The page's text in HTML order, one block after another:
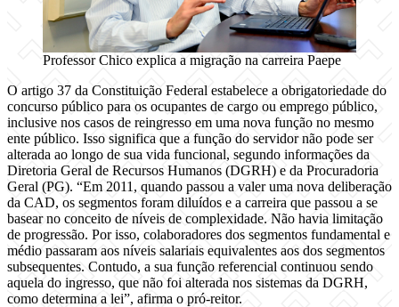
Professor Chico explica a migração na carreira Paepe
O artigo 37 da Constituição Federal estabelece a obrigatoriedade do
concurso público para os ocupantes de cargo ou emprego público,
inclusive nos casos de reingresso em uma nova função no mesmo
ente público. Isso significa que a função do servidor não pode ser
alterada ao longo de sua vida funcional, segundo informações da
Diretoria Geral de Recursos Humanos (DGRH) e da Procuradoria
Geral (PG). “Em 2011, quando passou a valer uma nova deliberação
da CAD, os segmentos foram diluídos e a carreira que passou a se
basear no conceito de níveis de complexidade. Não havia limitação
de progressão. Por isso, colaboradores dos segmentos fundamental e
médio passaram aos níveis salariais equivalentes aos dos segmentos
subsequentes. Contudo, a sua função referencial continuou sendo
aquela do ingresso, que não foi alterada nos sistemas da DGRH,
como determina a lei”, afirma o pró-reitor.